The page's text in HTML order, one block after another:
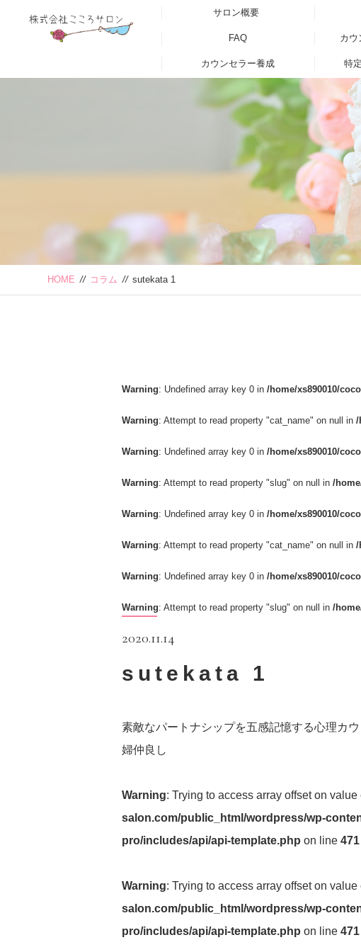
サロン概要
FAQ カウ
カウンセラー養成 特
HOME // コラム // sutekata 1
Warning: Undefined array key 0 in /home/xs890010/
Warning: Attempt to read property "cat_name" on null in /
Warning: Undefined array key 0 in /home/xs890010/
Warning: Attempt to read property "slug" on null in /
Warning: Undefined array key 0 in /home/xs890010/
Warning: Attempt to read property "cat_name" on null in /
Warning: Undefined array key 0 in /home/xs890010/
Warning: Attempt to read property "slug" on null in /
2020.11.14
sutekata 1
素敵なパートナシップを五感記憶する心理
婦仲良し
Warning: Trying to access array offset on
salon.com/public_html/wordpress/wp-
pro/includes/api/api-template.php on line 471
Warning: Trying to access array offset on
salon.com/public_html/wordpress/wp-
pro/includes/api/api-template.php on line 471